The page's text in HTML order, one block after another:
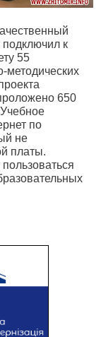
к
55
методических
650
по
не
платы.